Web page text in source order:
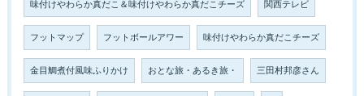
味付けやわらか真だこ＆味付けやわらか真だこチーズ 関西テレビ
フットマップ フットボールアワー 味付けやわらか真だこチーズ
金目鯛煮付風味ふりかけ おとな旅・あるき旅・ 三田村邦彦さん